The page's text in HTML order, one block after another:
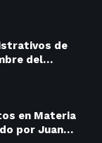
de
del…
en Materia
por Juan…